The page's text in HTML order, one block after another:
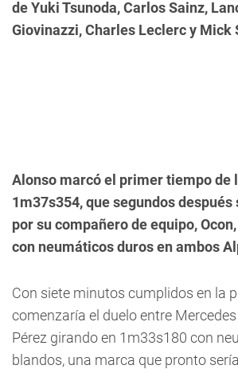
de Yuki Tsunoda, Carlos Sainz,
Giovinazzi, Charles Leclerc y Mick
Alonso marcó el primer tiempo de
1m37s354, que segundos
por su compañero de equipo,
con neumáticos duros en ambos
Con siete minutos cumplidos en la
comenzaría el duelo entre Mercedes
Pérez girando en 1m33s180 con
blandos, una marca que pronto